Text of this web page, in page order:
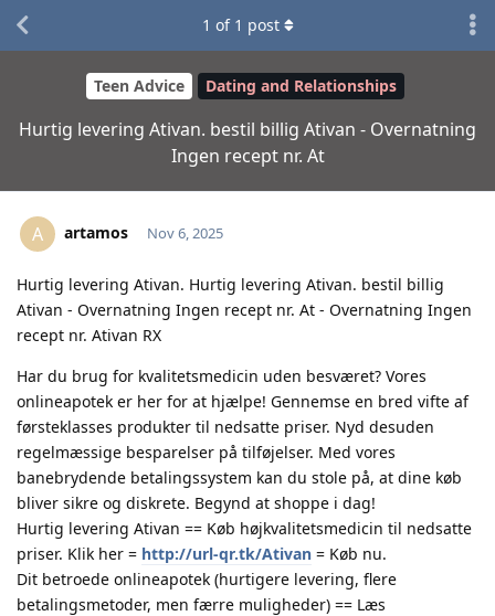
Teen Advice Dating and Relationships
Hurtig levering Ativan. bestil billig Ativan - Overnatning
Ingen recept nr. At
1 of 1 post
A artamos Nov 6, 2025
Hurtig levering Ativan. Hurtig levering Ativan. bestil billig
Ativan - Overnatning Ingen recept nr. At - Overnatning Ingen
recept nr. Ativan RX
Har du brug for kvalitetsmedicin uden besværet? Vores
onlineapotek er her for at hjælpe! Gennemse en bred vifte af
førsteklasses produkter til nedsatte priser. Nyd desuden
regelmæssige besparelser på tilføjelser. Med vores
banebrydende betalingssystem kan du stole på, at dine køb
bliver sikre og diskrete. Begynd at shoppe i dag!
Hurtig levering Ativan == Køb højkvalitetsmedicin til nedsatte
priser. Klik her = http://url-qr.tk/Ativan = Køb nu.
Dit betroede onlineapotek (hurtigere levering, flere
betalingsmetoder, men færre muligheder) == Læs